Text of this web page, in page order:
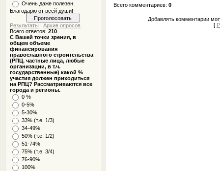
Очень даже полезен.
Благодарю от всей души!
Результаты |Архив опросов
Всего ответов:210
С Вашей точки зрения, в
общем объеме
финансирования
православного строительства
(РПЦ, частные лица, любые
организации, в т.ч.
государственные) какой %
участия должен приходиться
на РПЦ? Рассматриваются все
города и регионы.
0 %
0-5%
5-30%
33% (т.е. 1/3)
34-49%
50% (т.е. 1/2)
51-74%
75% (т.е. 3/4)
76-90%
100%
Всего комментариев: 0
Добавлять комментарии
[